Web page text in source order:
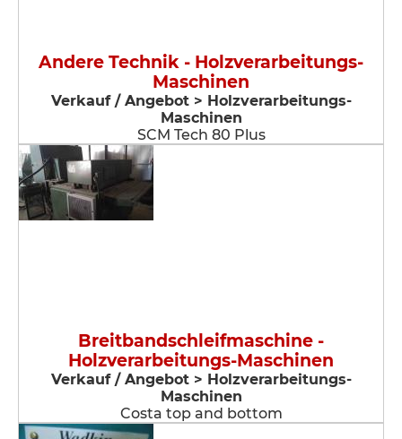
Andere Technik - Holzverarbeitungs-
Maschinen
Verkauf / Angebot > Holzverarbeitungs-
Maschinen
SCM Tech 80 Plus
Breitbandschleifmaschine -
Holzverarbeitungs-Maschinen
Verkauf / Angebot > Holzverarbeitungs-
Maschinen
Costa top and bottom